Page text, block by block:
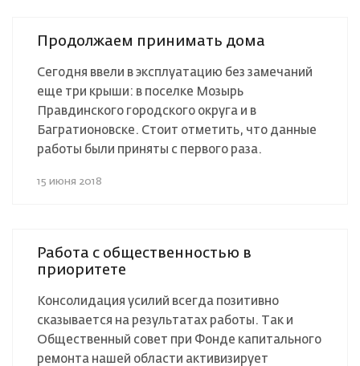
Продолжаем принимать дома
Сегодня ввели в эксплуатацию без замечаний
еще три крыши: в поселке Мозырь
Правдинского городского округа и в
Багратионовске. Стоит отметить, что данные
работы были приняты с первого раза.
15 июня 2018
Работа с общественностью в
приоритете
Консолидация усилий всегда позитивно
сказывается на результатах работы. Так и
Общественный совет при Фонде капитального
ремонта нашей области активизирует